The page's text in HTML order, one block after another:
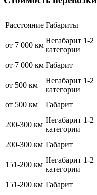
Расстояние Габариты
от 7 000 км
Негабарит 1-2
категории
от 7 000 км Габарит
от 500 км
Негабарит 1-2
категории
от 500 км Габарит
200-300 км
Негабарит 1-2
категории
200-300 км Габарит
151-200 км
Негабарит 1-2
категории
151-200 км Габарит